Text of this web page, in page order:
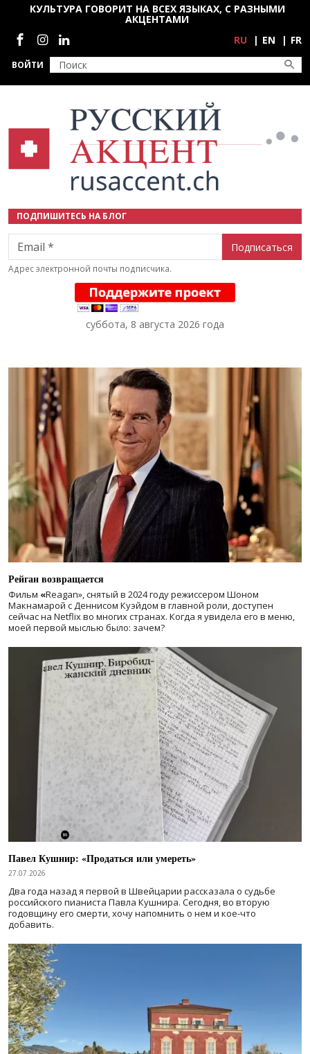
Перейти к основному содержанию
ВОЙТИ
КУЛЬТУРА ГОВОРИТ НА ВСЕХ ЯЗЫКАХ, С РАЗНЫМИ
АКЦЕНТАМИ
Социальные сети
RU EN FR
ПОДПИШИТЕСЬ НА БЛОГ
Email
Адрес электронной почты подписчика.
суббота, 8 августа 2026 года
Рейган возвращается
Фильм «Reagan», снятый в 2024 годурежиссером Шоном
Макнамарой с Деннисом Куэйдом в главной роли, доступен
сейчас на Netflix во многих странах. Когда я увидела его в меню,
моей первой мыслью было: зачем?
Павел Кушнир: «Продаться или умереть»
27.07.2026
Два года назад я первой в Швейцарии рассказала о судьбе
российского пианиста Павла Кушнира. Сегодня, во вторую
годовщину его смерти, хочу напомнить о нем и кое-что
добавить.